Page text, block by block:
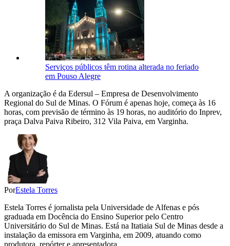
Serviços públicos têm rotina alterada no feriado
em Pouso Alegre
A organização é da Edersul – Empresa de Desenvolvimento
Regional do Sul de Minas. O Fórum é apenas hoje, começa às 16
horas, com previsão de término às 19 horas, no auditório do Inprev,
praça Dalva Paiva Ribeiro, 312 Vila Paiva, em Varginha.
PorEstela Torres
Estela Torres é jornalista pela Universidade de Alfenas e pós
graduada em Docência do Ensino Superior pelo Centro
Universitário do Sul de Minas. Está na Itatiaia Sul de Minas desde a
instalação da emissora em Varginha, em 2009, atuando como